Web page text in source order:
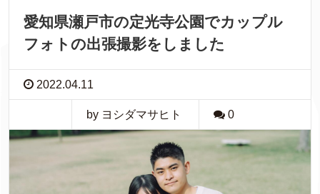
愛知県瀬戸市の定光寺公園でカップル
フォトの出張撮影をしました
2022.04.11
by ヨシダマサヒト 0